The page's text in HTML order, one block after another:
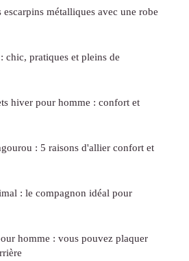
métalliques avec une robe
chic, pratiques et pleins de
hiver pour homme : confort et
: 5 raisons d'allier confort et
: le compagnon idéal pour
homme : vous pouvez plaquer